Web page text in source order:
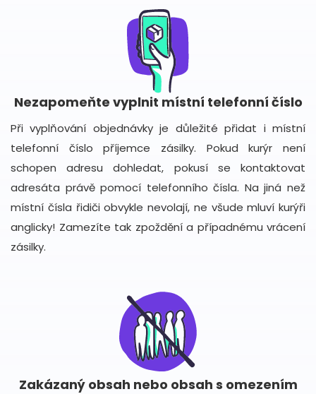
Nezapomeňte vyplnit místní telefonní číslo
Při vyplňování objednávky je důležité přidat i místní
telefonní číslo příjemce zásilky. Pokud kurýr není
schopen adresu dohledat, pokusí se kontaktovat
adresáta právě pomocí telefonního čísla. Na jiná než
místní čísla řidiči obvykle nevolají, ne všude mluví kurýři
anglicky! Zamezíte tak zpoždění a případnému vrácení
zásilky.
Zakázaný obsah nebo obsah s omezením